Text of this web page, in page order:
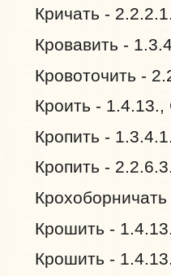
Кричать -
Кровавить -
Кровоточить -
Кроить -
Кропить -
Кропить -
Крошить -
Крошить -